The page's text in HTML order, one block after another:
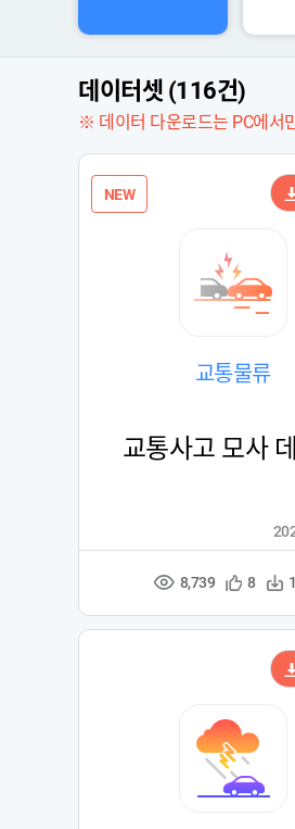
데이터셋 (116건)
※ 데이터 다운로드는 PC에서
NEW
교통물류
교통사고 모사
조
수
8,739
관
등
록
8
다
수